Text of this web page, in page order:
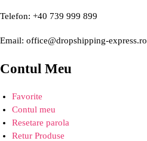
Telefon: +40 739 999 899
Email: office@dropshipping-express.ro
Contul Meu
Favorite
Contul meu
Resetare parola
Retur Produse